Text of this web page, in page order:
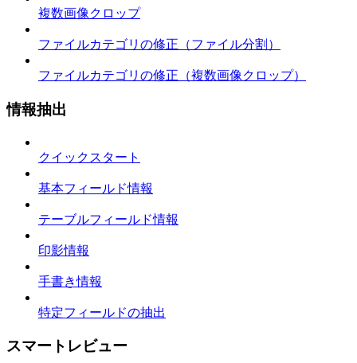
複数画像クロップ
ファイルカテゴリの修正（ファイル分割）
ファイルカテゴリの修正（複数画像クロップ）
情報抽出
クイックスタート
基本フィールド情報
テーブルフィールド情報
印影情報
手書き情報
特定フィールドの抽出
スマートレビュー